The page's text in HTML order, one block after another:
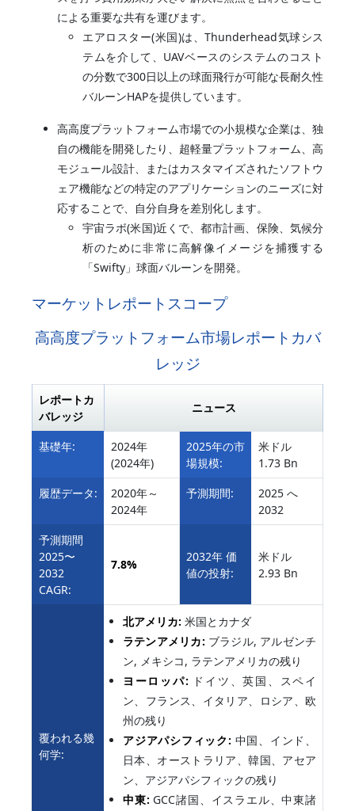
による重要な共有を運びます。
エアロスター(米国)は、Thunderhead気球シス
テムを介して、UAVベースのシステムのコスト
の分数で300日以上の球面飛行が可能な長耐久性
バルーンHAPを提供しています。
高高度プラットフォーム市場での小規模な企業は、独
自の機能を開発したり、超軽量プラットフォーム、高
モジュール設計、またはカスタマイズされたソフトウ
ェア機能などの特定のアプリケーションのニーズに対
応することで、自分自身を差別化します。
宇宙ラボ(米国)近くで、都市計画、保険、気候分
析のために非常に高解像イメージを捕獲する
「Swifty」球面バルーンを開発。
マーケットレポートスコープ
高高度プラットフォーム市場レポートカバ
レッジ
レポートカ
バレッジ
ニュース
基礎年:
2024年
(2024年)
2025年の市
場規模:
米ドル
1.73 Bn
履歴データ:
2020年～
2024年
予測期間:
2025 へ
2032
予測期間
2025〜
2032
CAGR:
7.8%
2032年 価
値の投射:
米ドル
2.93 Bn
覆われる幾
何学:
北アメリカ: 米国とカナダ
ラテンアメリカ: ブラジル, アルゼンチ
ン, メキシコ, ラテンアメリカの残り
ヨーロッパ: ドイツ、英国、スペイ
ン、フランス、イタリア、ロシア、欧
州の残り
アジアパシフィック: 中国、インド、
日本、オーストラリア、韓国、アセア
ン、アジアパシフィックの残り
中東: GCC諸国、イスラエル、中東諸